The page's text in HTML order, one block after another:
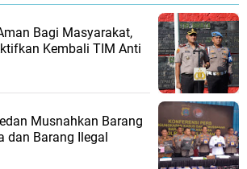
Bagi Masyarakat,
Kembali TIM Anti
Musnahkan Barang
dan Barang Ilegal